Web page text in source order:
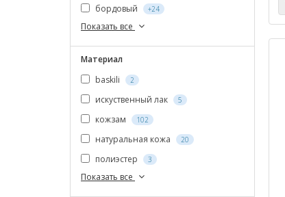
бордовый +24
Показать все
Материал
baskili
2
искуственный лак 5
кожзам 102
натуральная кожа 20
полиэстер 3
Показать все